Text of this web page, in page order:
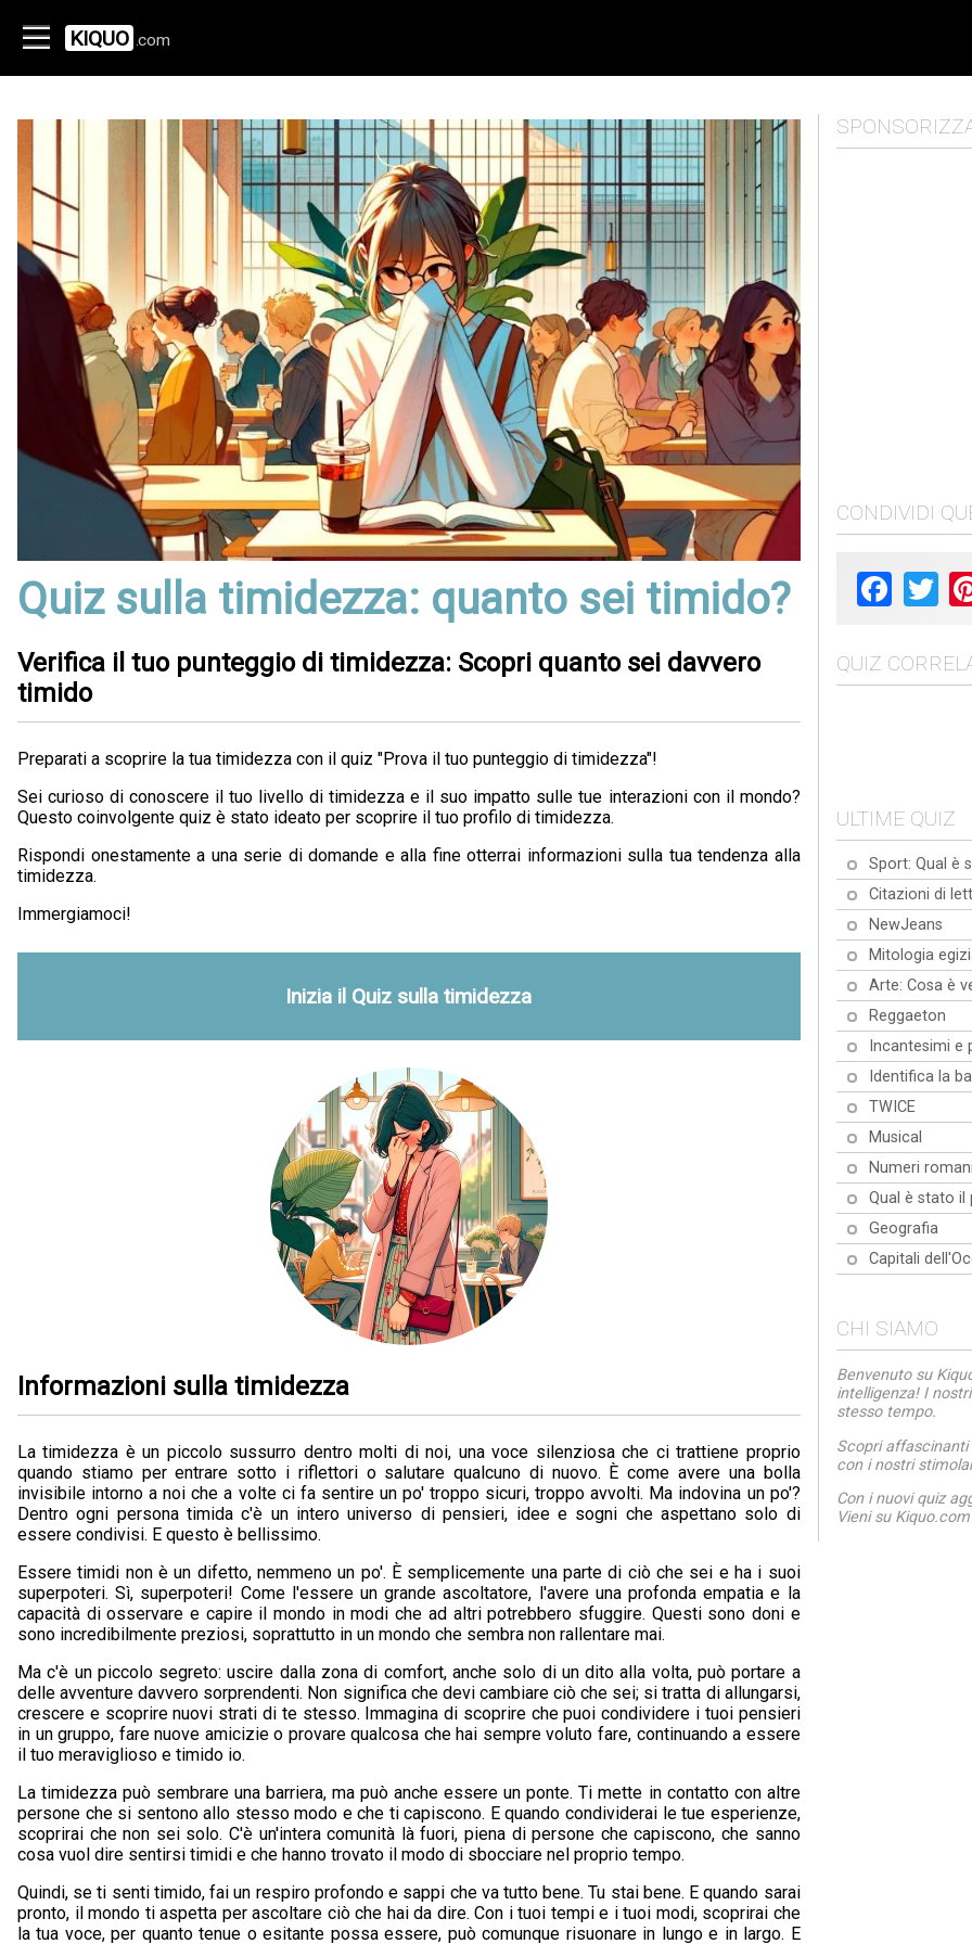
KIQUO .com
Quiz sulla timidezza: quanto sei timido?
Verifica il tuo punteggio di timidezza: Scopri quanto sei davvero
timido
Preparati a scoprire la tua timidezza con il quiz "Prova il tuo punteggio di timidezza"!
Sei curioso di conoscere il tuo livello di timidezza e il suo impatto sulle tue interazioni con il mondo?
Questo coinvolgente quiz è stato ideato per scoprire il tuo profilo di timidezza.
Rispondi onestamente a una serie di domande e alla fine otterrai informazioni sulla tua tendenza alla
timidezza.
Immergiamoci!
Inizia il Quiz sulla timidezza
Informazioni sulla timidezza
La timidezza è un piccolo sussurro dentro molti di noi, una voce silenziosa che ci trattiene proprio
quando stiamo per entrare sotto i riflettori o salutare qualcuno di nuovo. È come avere una bolla
invisibile intorno a noi che a volte ci fa sentire un po' troppo sicuri, troppo avvolti. Ma indovina un po'?
Dentro ogni persona timida c'è un intero universo di pensieri, idee e sogni che aspettano solo di
essere condivisi. E questo è bellissimo.
Essere timidi non è un difetto, nemmeno un po'. È semplicemente una parte di ciò che sei e ha i suoi
superpoteri. Sì, superpoteri! Come l'essere un grande ascoltatore, l'avere una profonda empatia e la
capacità di osservare e capire il mondo in modi che ad altri potrebbero sfuggire. Questi sono doni e
sono incredibilmente preziosi, soprattutto in un mondo che sembra non rallentare mai.
Ma c'è un piccolo segreto: uscire dalla zona di comfort, anche solo di un dito alla volta, può portare a
delle avventure davvero sorprendenti. Non significa che devi cambiare ciò che sei; si tratta di allungarsi,
crescere e scoprire nuovi strati di te stesso. Immagina di scoprire che puoi condividere i tuoi pensieri
in un gruppo, fare nuove amicizie o provare qualcosa che hai sempre voluto fare, continuando a essere
il tuo meraviglioso e timido io.
La timidezza può sembrare una barriera, ma può anche essere un ponte. Ti mette in contatto con altre
persone che si sentono allo stesso modo e che ti capiscono. E quando condividerai le tue esperienze,
scoprirai che non sei solo. C'è un'intera comunità là fuori, piena di persone che capiscono, che sanno
cosa vuol dire sentirsi timidi e che hanno trovato il modo di sbocciare nel proprio tempo.
Quindi, se ti senti timido, fai un respiro profondo e sappi che va tutto bene. Tu stai bene. E quando sarai
pronto, il mondo ti aspetta per ascoltare ciò che hai da dire. Con i tuoi tempi e i tuoi modi, scoprirai che
la tua voce, per quanto tenue o esitante possa essere, può comunque risuonare in lungo e in largo. E
CONDIVIDI
Facebook
QUIZ
ULTIME QUIZ
Sport: Qual è
Citazioni di
NewJeans
Mitologia
Arte: Cosa è
Reggaeton
Incantesimi e
Identifica la
TWICE
Musical
Numeri romani
Qual è stato il
Geografia
Capitali
CHI SIAMO
Benvenuto su
intelligenza! I
stesso tempo.
Scopri
con i nostri
Con i nuovi quiz
Vieni su